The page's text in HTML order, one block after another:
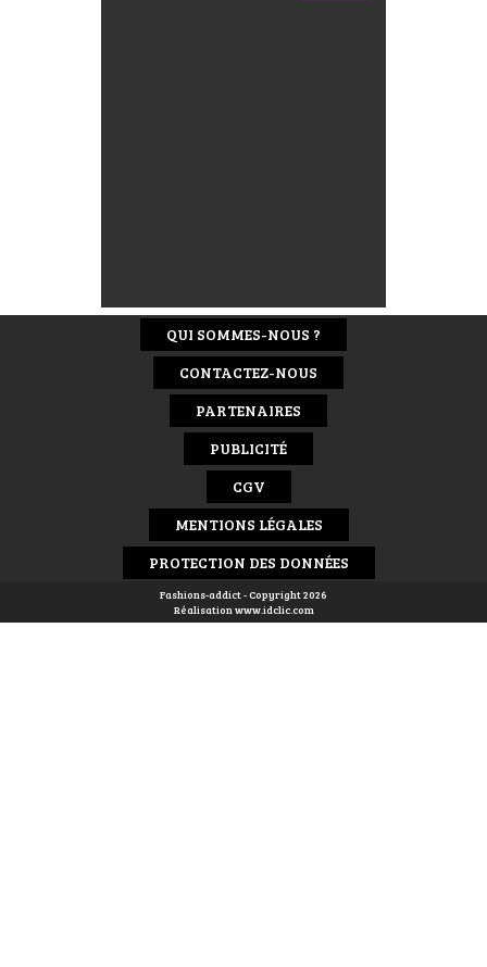
QUI SOMMES-NOUS ?
CONTACTEZ-NOUS
PARTENAIRES
PUBLICITÉ
CGV
MENTIONS LÉGALES
PROTECTION DES DONNÉES
Fashions-addict - Copyright 2026
Réalisation www.idclic.com